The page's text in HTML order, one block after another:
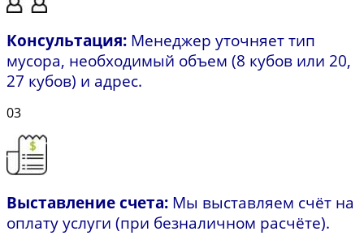
Консультация: Менеджер уточняет тип
мусора, необходимый объем (8 кубов или 20,
27 кубов) и адрес.
03
Выставление счета: Мы выставляем счёт на
оплату услуги (при безналичном расчёте).